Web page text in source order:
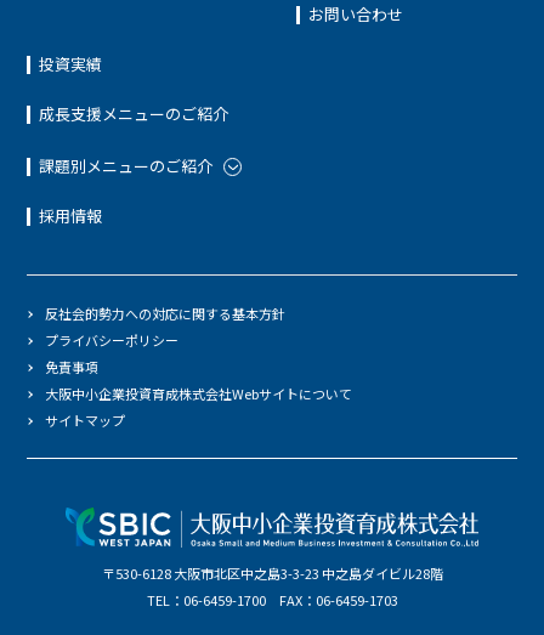
投資実績
成長支援メニューのご紹介
課題別メニューのご紹介
採用情報
お問い合わせ
〒530-6128 大阪市北区中之島3-3-23 中之島ダイビル28階
TEL：06-6459-1700 FAX：06-6459-1703
反社会的勢力への対応に関する基本方針
プライバシーポリシー
免責事項
大阪中小企業投資育成株式会社Webサイトについて
サイトマップ